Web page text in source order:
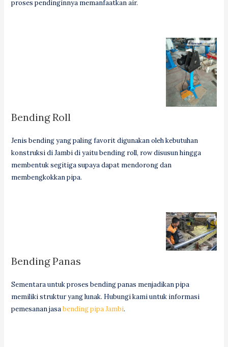
proses pendinginnya memanfaatkan air.
Bending Roll
Jenis bending yang paling favorit digunakan oleh kebutuhan
konstruksi di Jambi di yaitu bending roll, row disusun hingga
membentuk segitiga supaya dapat mendorong dan
membengkokkan pipa.
Bending Panas
Sementara untuk proses bending panas menjadikan pipa
memiliki struktur yang lunak. Hubungi kami untuk informasi
pemesanan jasabending pipa Jambi.